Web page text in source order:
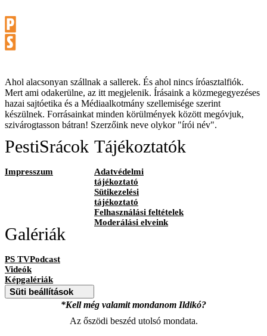
Ahol alacsonyan szállnak a sallerek. És ahol nincs íróasztalfiók.
Mert ami odakerülne, az itt megjelenik. Írásaink a közmegegyezéses
hazai sajtóetika és a Médiaalkotmány szellemisége szerint
készülnek. Forrásainkat minden körülmények között megóvjuk,
szivárogtasson bátran! Szerzőink neve olykor "írói név".
PestiSrácok
Impresszum
Tájékoztatók
Adatvédelmi
tájékoztató
Sütikezelési
tájékoztató
Felhasználási feltételek
Moderálási elveink
Galériák
PS TVPodcast
Videók
Képgalériák
Süti beállítások
*Kell még valamit mondanom Ildikó?
Az őszödi beszéd utolsó mondata.